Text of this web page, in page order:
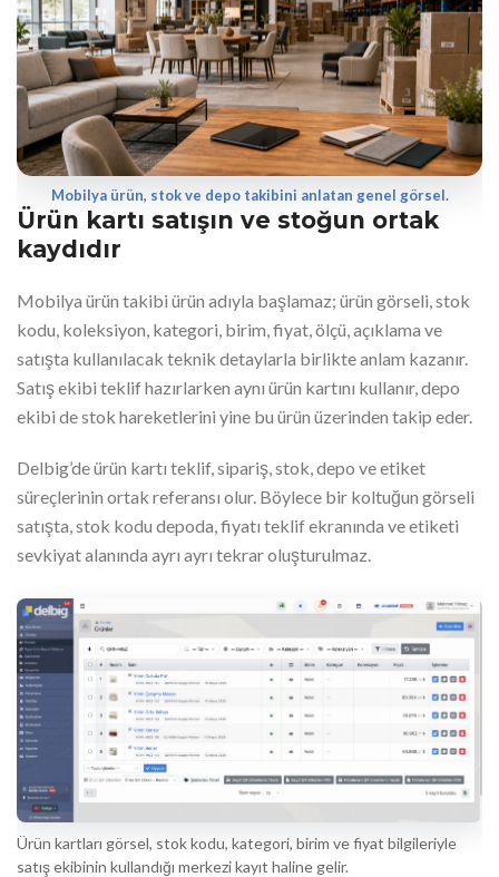
Mobilya ürün, stok ve depo takibini anlatan genel görsel.
Ürün kartı satışın ve stoğun ortak
kaydıdır
Mobilya ürün takibi ürün adıyla başlamaz; ürün görseli, stok
kodu, koleksiyon, kategori, birim, fiyat, ölçü, açıklama ve
satışta kullanılacak teknik detaylarla birlikte anlam kazanır.
Satış ekibi teklif hazırlarken aynı ürün kartını kullanır, depo
ekibi de stok hareketlerini yine bu ürün üzerinden takip eder.
Delbig’de ürün kartı teklif, sipariş, stok, depo ve etiket
süreçlerinin ortak referansı olur. Böylece bir koltuğun görseli
satışta, stok kodu depoda, fiyatı teklif ekranında ve etiketi
sevkiyat alanında ayrı ayrı tekrar oluşturulmaz.
Ürün kartları görsel, stok kodu, kategori, birim ve fiyat bilgileriyle
satış ekibinin kullandığı merkezi kayıt haline gelir.